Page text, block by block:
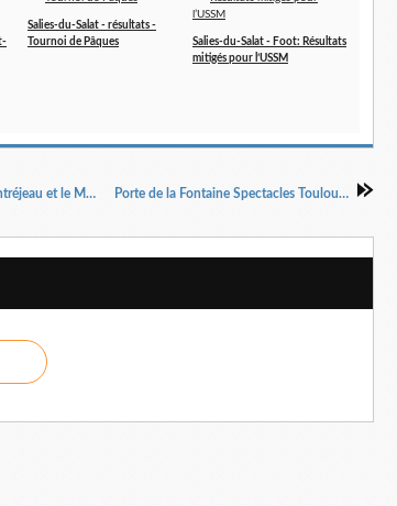
Salies-du-Salat - résultats -
Tournoi de Pâques
Salies-du-Salat - Foot: Résultats
mitigés pour l’USSM
Rugby XV - Amateurs - Le match de la peur pour Montréjeau et le MCS Porte de la Fontaine Spectacles Toulouse